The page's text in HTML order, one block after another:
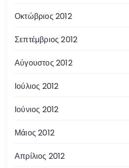
Οκτώβριος 2012
Σεπτέμβριος 2012
Αύγουστος 2012
Ιούλιος 2012
Ιούνιος 2012
Μάιος 2012
Απρίλιος 2012